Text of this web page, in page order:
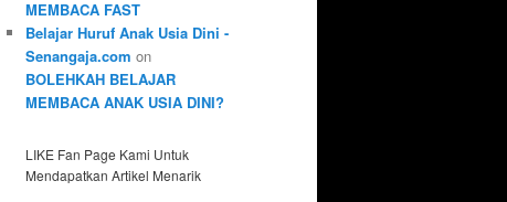
MEMBACA FAST
Belajar Huruf Anak Usia Dini -
Senangaja.com on
BOLEHKAH BELAJAR
MEMBACA ANAK USIA DINI?
LIKE Fan Page Kami Untuk
Mendapatkan Artikel Menarik